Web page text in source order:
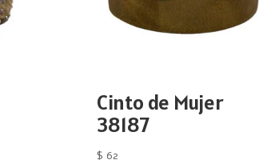
Cinto de Mujer
38187
$ 62